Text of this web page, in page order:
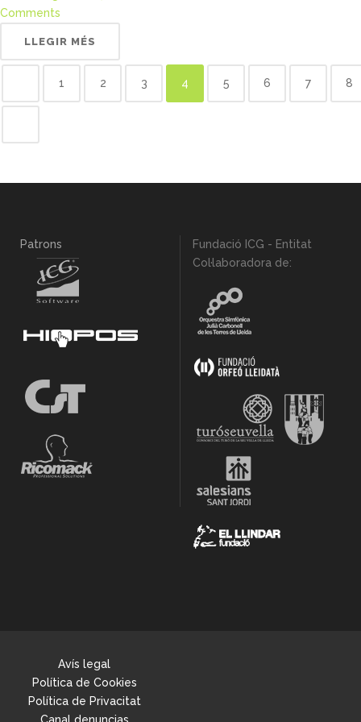
Comments
LLEGIR MÉS
1 2 3 4 5 6 7 8
Patrons
Fundació ICG - Entitat
Col·laboradora de:
Avís legal
Política de Cookies
Política de Privacitat
Canal denuncias